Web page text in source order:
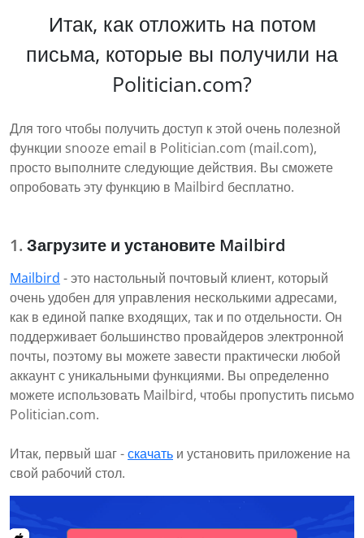
Итак, как отложить на потом
письма, которые вы получили на
Politician.com?
Для того чтобы получить доступ к этой очень полезной
функции snooze email в Politician.com (mail.com),
просто выполните следующие действия. Вы сможете
опробовать эту функцию в Mailbird бесплатно.
Загрузите и установите Mailbird
Mailbird - это настольный почтовый клиент, который
очень удобен для управления несколькими адресами,
как в единой папке входящих, так и по отдельности. Он
поддерживает большинство провайдеров электронной
почты, поэтому вы можете завести практически любой
аккаунт с уникальными функциями. Вы определенно
можете использовать Mailbird, чтобы пропустить письмо
Politician.com.
Итак, первый шаг -скачать и установить приложение на
свой рабочий стол.